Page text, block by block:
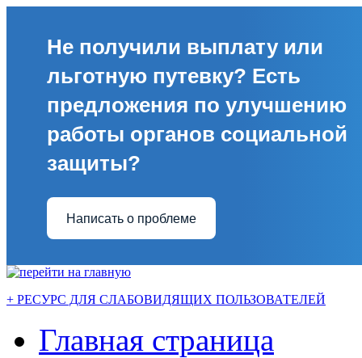
Не получили выплату или
льготную путевку? Есть
предложения по улучшению
работы органов социальной
защиты?
Написать о проблеме
+ РЕСУРС ДЛЯ СЛАБОВИДЯЩИХ ПОЛЬЗОВАТЕЛЕЙ
Главная страница